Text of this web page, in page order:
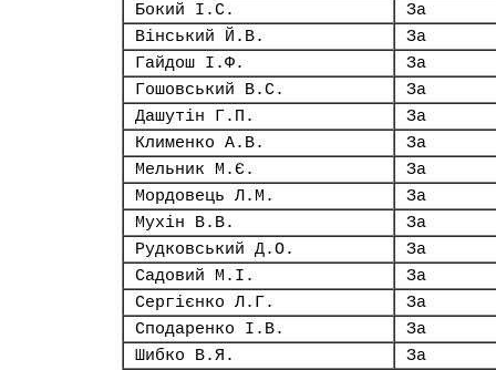
Бокий І.С.
За
Вінський Й.В.
За
Гайдош І.Ф.
За
Гошовський В.С.
За
Дашутін Г.П.
За
Клименко А.В.
За
Мельник М.Є.
За
Мордовець Л.М.
За
Мухін В.В.
За
Рудковський Д.О.
За
Садовий М.І.
За
Сергієнко Л.Г.
За
Сподаренко І.В.
За
Шибко В.Я.
За